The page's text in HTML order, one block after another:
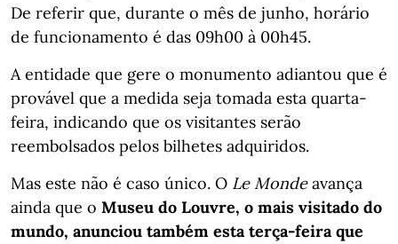
De referir que, durante o mês de junho, horário
de funcionamento é das 09h00 à 00h45.
A entidade que gere o monumento adiantou que é
provável que a medida seja tomada esta quarta-
feira, indicando que os visitantes serão
reembolsados pelos bilhetes adquiridos.
Mas este não é caso único. O Le Mondeavança
ainda que o Museu do Louvre, o mais visitado do
mundo, anunciou também esta terça-feira que